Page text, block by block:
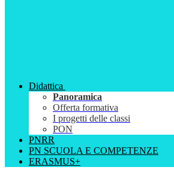
Didattica
Panoramica
Offerta formativa
I progetti delle classi
PON
PNRR
PN SCUOLA E COMPETENZE
ERASMUS+